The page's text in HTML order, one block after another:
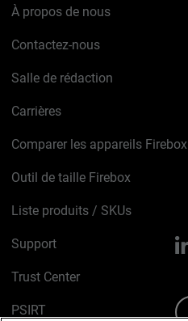
À propos de nous
Contactez-nous
Salle de rédaction
Carrières
Comparer les appareils Firebox
Outil de taille Firebox
Liste produits / SKUs
Support
Trust Center
PSIRT